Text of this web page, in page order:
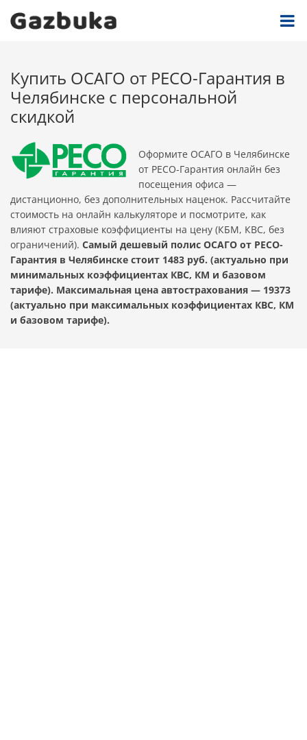
Купить ОСАГО от РЕСО-Гарантия в
Челябинске с персональной
скидкой
Оформите ОСАГО в Челябинске
от РЕСО-Гарантия онлайн без
посещения офиса —
дистанционно, без дополнительных наценок. Рассчитайте
стоимость на онлайн калькуляторе и посмотрите, как
влияют страховые коэффициенты на цену (КБМ, КВС, без
ограничений). Самый дешевый полис ОСАГО от РЕСО-
Гарантия в Челябинске стоит 1483 руб. (актуально при
минимальных коэффициентах КВС, КМ и базовом
тарифе). Максимальная цена автострахования — 19373
(актуально при максимальных коэффициентах КВС, КМ
и базовом тарифе).